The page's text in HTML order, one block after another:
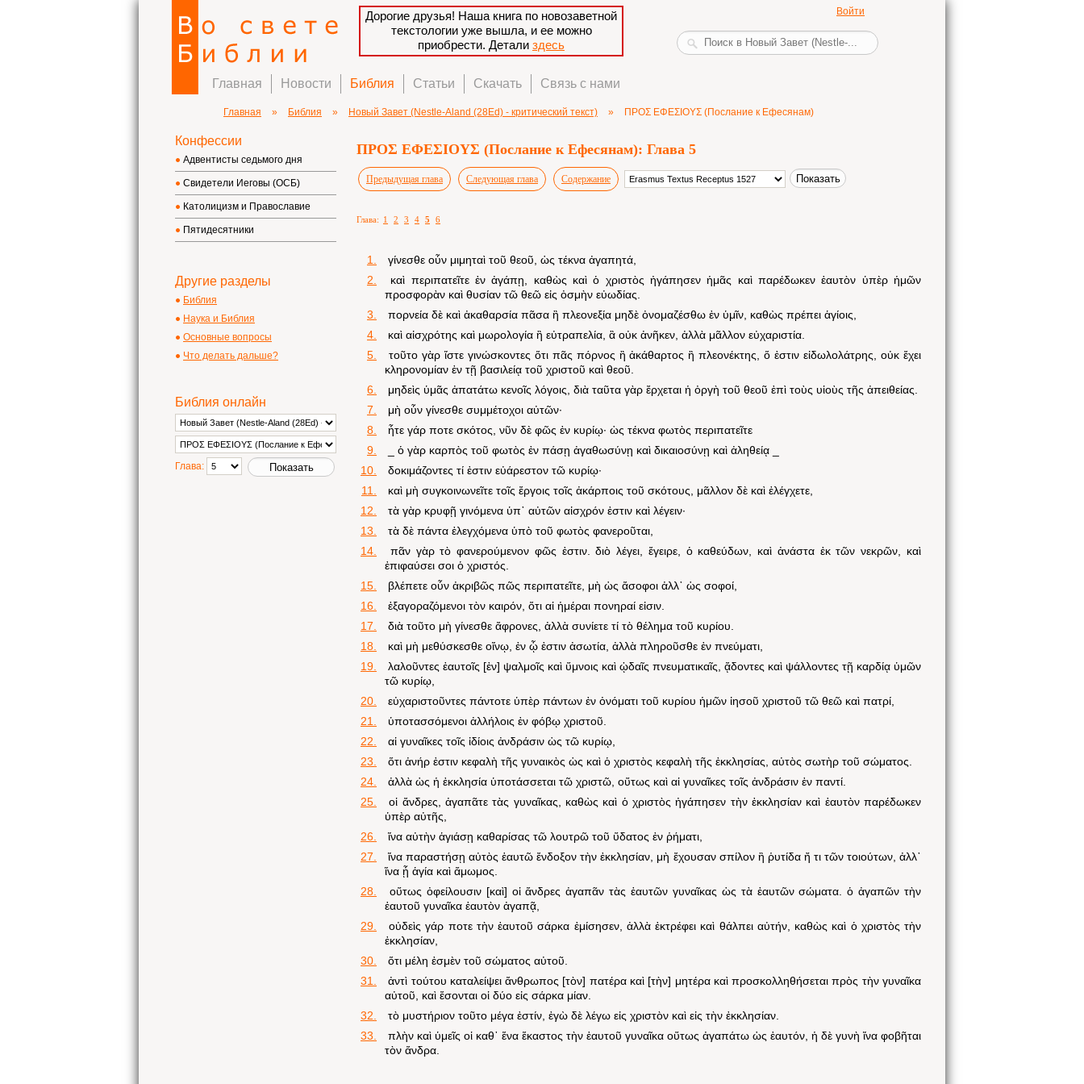
Дорогие друзья! Наша книга по новозаветной
текстологии уже вышла, и ее можно
приобрести. Детали здесь
Войти
Главная Новости Библия Статьи Скачать Связь с нами
Главная » Библия » Новый Завет (Nestle-Aland (28Ed) - критический текст) » ΠΡΟΣ ΕΦΕΣΙΟΥΣ (Послание к Ефесянам)
ΠΡΟΣ ΕΦΕΣΙΟΥΣ (Послание к Ефесянам): Глава 5
Предыдущая глава Следующая глава Содержание
Глава: 1 2 3 4 5 6
1.
γίνεσθε οὗν μιμηταὶ τοῦ θεοῦ, ὡς τέκνα ἀγαπητά,
2.
καὶ περιπατεῖτε ἐν ἀγάπῃ, καθὼς καὶ ὁ χριστὸς ἠγάπησεν ἡμᾶς καὶ παρέδωκεν ἑαυτὸν ὑπὲρ ἡμῶν
προσφορὰν καὶ θυσίαν τῶ θεῶ εἰς ὀσμὴν εὐωδίας.
3.
πορνεία δὲ καὶ ἀκαθαρσία πᾶσα ἢ πλεονεξία μηδὲ ὀνομαζέσθω ἐν ὑμῖν, καθὼς πρέπει ἁγίοις,
4.
καὶ αἰσχρότης καὶ μωρολογία ἢ εὐτραπελία, ἃ οὐκ ἀνῆκεν, ἀλλὰ μᾶλλον εὐχαριστία.
5.
τοῦτο γὰρ ἴστε γινώσκοντες ὅτι πᾶς πόρνος ἢ ἀκάθαρτος ἢ πλεονέκτης, ὅ ἐστιν εἰδωλολάτρης, οὐκ ἔχει
κληρονομίαν ἐν τῇ βασιλείᾳ τοῦ χριστοῦ καὶ θεοῦ.
6.
μηδεὶς ὑμᾶς ἀπατάτω κενοῖς λόγοις, διὰ ταῦτα γὰρ ἔρχεται ἡ ὀργὴ τοῦ θεοῦ ἐπὶ τοὺς υἱοὺς τῆς ἀπειθείας.
7.
μὴ οὗν γίνεσθε συμμέτοχοι αὐτῶν·
8.
ἦτε γάρ ποτε σκότος, νῦν δὲ φῶς ἐν κυρίῳ· ὡς τέκνα φωτὸς περιπατεῖτε
9.
_ ὁ γὰρ καρπὸς τοῦ φωτὸς ἐν πάσῃ ἀγαθωσύνῃ καὶ δικαιοσύνῃ καὶ ἀληθείᾳ _
10.
δοκιμάζοντες τί ἐστιν εὐάρεστον τῶ κυρίῳ·
11.
καὶ μὴ συγκοινωνεῖτε τοῖς ἔργοις τοῖς ἀκάρποις τοῦ σκότους, μᾶλλον δὲ καὶ ἐλέγχετε,
12.
τὰ γὰρ κρυφῇ γινόμενα ὑπ᾽ αὐτῶν αἰσχρόν ἐστιν καὶ λέγειν·
13.
τὰ δὲ πάντα ἐλεγχόμενα ὑπὸ τοῦ φωτὸς φανεροῦται,
14.
πᾶν γὰρ τὸ φανερούμενον φῶς ἐστιν. διὸ λέγει, ἔγειρε, ὁ καθεύδων, καὶ ἀνάστα ἐκ τῶν νεκρῶν, καὶ
ἐπιφαύσει σοι ὁ χριστός.
15.
βλέπετε οὗν ἀκριβῶς πῶς περιπατεῖτε, μὴ ὡς ἄσοφοι ἀλλ᾽ ὡς σοφοί,
16.
ἐξαγοραζόμενοι τὸν καιρόν, ὅτι αἱ ἡμέραι πονηραί εἰσιν.
17.
διὰ τοῦτο μὴ γίνεσθε ἄφρονες, ἀλλὰ συνίετε τί τὸ θέλημα τοῦ κυρίου.
18.
καὶ μὴ μεθύσκεσθε οἴνῳ, ἐν ᾧ ἐστιν ἀσωτία, ἀλλὰ πληροῦσθε ἐν πνεύματι,
19.
λαλοῦντες ἑαυτοῖς [ἐν] ψαλμοῖς καὶ ὕμνοις καὶ ᾠδαῖς πνευματικαῖς, ᾄδοντες καὶ ψάλλοντες τῇ καρδίᾳ ὑμῶν
τῶ κυρίῳ,
20.
εὐχαριστοῦντες πάντοτε ὑπὲρ πάντων ἐν ὀνόματι τοῦ κυρίου ἡμῶν ἰησοῦ χριστοῦ τῶ θεῶ καὶ πατρί,
21.
ὑποτασσόμενοι ἀλλήλοις ἐν φόβῳ χριστοῦ.
22.
αἱ γυναῖκες τοῖς ἰδίοις ἀνδράσιν ὡς τῶ κυρίῳ,
23.
ὅτι ἀνήρ ἐστιν κεφαλὴ τῆς γυναικὸς ὡς καὶ ὁ χριστὸς κεφαλὴ τῆς ἐκκλησίας, αὐτὸς σωτὴρ τοῦ σώματος.
24.
ἀλλὰ ὡς ἡ ἐκκλησία ὑποτάσσεται τῶ χριστῶ, οὕτως καὶ αἱ γυναῖκες τοῖς ἀνδράσιν ἐν παντί.
25.
οἱ ἄνδρες, ἀγαπᾶτε τὰς γυναῖκας, καθὼς καὶ ὁ χριστὸς ἠγάπησεν τὴν ἐκκλησίαν καὶ ἑαυτὸν παρέδωκεν
ὑπὲρ αὐτῆς,
26.
ἵνα αὐτὴν ἁγιάσῃ καθαρίσας τῶ λουτρῶ τοῦ ὕδατος ἐν ῥήματι,
27.
ἵνα παραστήσῃ αὐτὸς ἑαυτῶ ἔνδοξον τὴν ἐκκλησίαν, μὴ ἔχουσαν σπίλον ἢ ῥυτίδα ἤ τι τῶν τοιούτων, ἀλλ᾽
ἵνα ᾖ ἁγία καὶ ἄμωμος.
28.
οὕτως ὀφείλουσιν [καὶ] οἱ ἄνδρες ἀγαπᾶν τὰς ἑαυτῶν γυναῖκας ὡς τὰ ἑαυτῶν σώματα. ὁ ἀγαπῶν τὴν
ἑαυτοῦ γυναῖκα ἑαυτὸν ἀγαπᾷ,
29.
οὐδεὶς γάρ ποτε τὴν ἑαυτοῦ σάρκα ἐμίσησεν, ἀλλὰ ἐκτρέφει καὶ θάλπει αὐτήν, καθὼς καὶ ὁ χριστὸς τὴν
ἐκκλησίαν,
30.
ὅτι μέλη ἐσμὲν τοῦ σώματος αὐτοῦ.
31.
ἀντὶ τούτου καταλείψει ἄνθρωπος [τὸν] πατέρα καὶ [τὴν] μητέρα καὶ προσκολληθήσεται πρὸς τὴν γυναῖκα
αὐτοῦ, καὶ ἔσονται οἱ δύο εἰς σάρκα μίαν.
32.
τὸ μυστήριον τοῦτο μέγα ἐστίν, ἐγὼ δὲ λέγω εἰς χριστὸν καὶ εἰς τὴν ἐκκλησίαν.
33.
πλὴν καὶ ὑμεῖς οἱ καθ᾽ ἕνα ἕκαστος τὴν ἑαυτοῦ γυναῖκα οὕτως ἀγαπάτω ὡς ἑαυτόν, ἡ δὲ γυνὴ ἵνα φοβῆται
τὸν ἄνδρα.
Конфессии
Адвентисты седьмого дня
Свидетели Иеговы (ОСБ)
Католицизм и Православие
Пятидесятники
Другие разделы
Библия
Наука и Библия
Основные вопросы
Что делать дальше?
Библия онлайн
Глава: